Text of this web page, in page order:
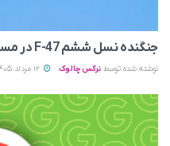
جنگنده نسل ششم F-47 در مسیر نخستین پرواز
نوشته شده توسط نرگس چالوک